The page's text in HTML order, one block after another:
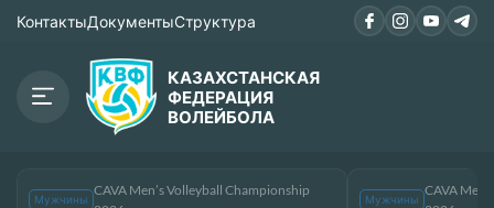
КонтактыДокументыСтруктура
КАЗАХСТАНСКАЯ
ФЕДЕРАЦИЯ
ВОЛЕЙБОЛА
Мужчины
CAVA Men’s Volleyball Championship
Мужчины
CAVA